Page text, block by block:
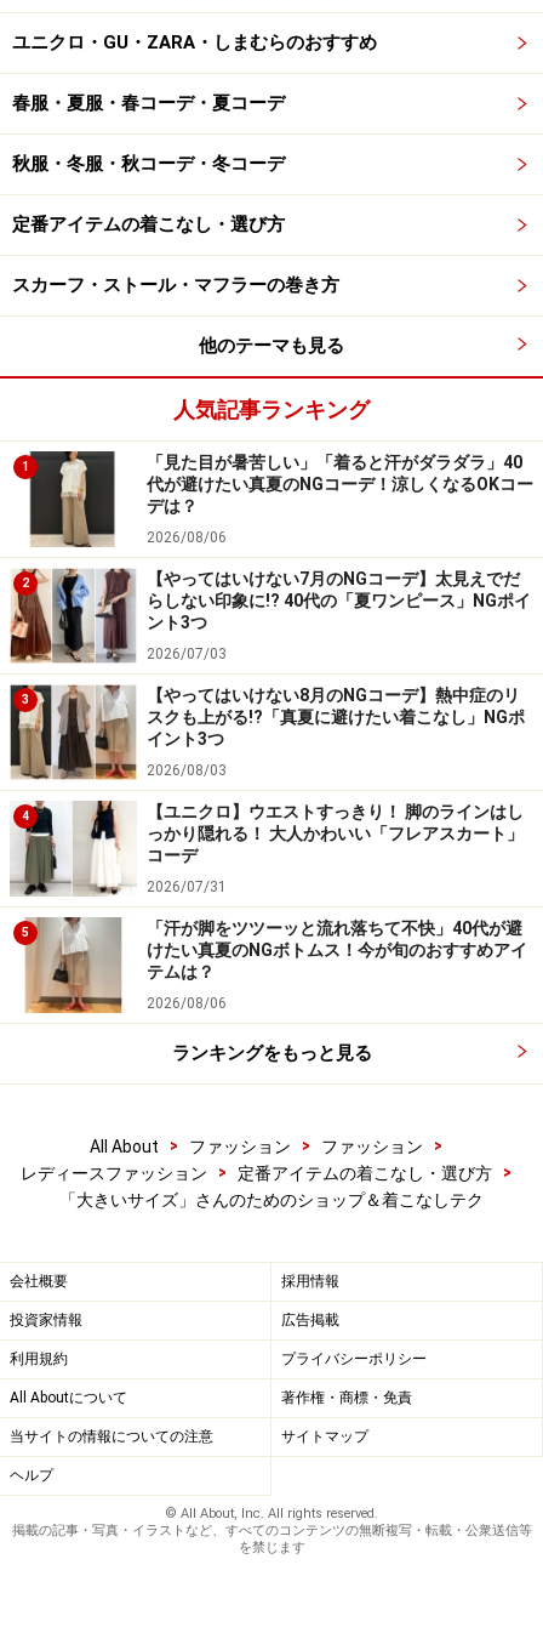
ユニクロ・GU・ZARA・しまむらのおすすめ
春服・夏服・春コーデ・夏コーデ
秋服・冬服・秋コーデ・冬コーデ
定番アイテムの着こなし・選び方
スカーフ・ストール・マフラーの巻き方
他のテーマも見る
人気記事ランキング
1
「見た目が暑苦しい」「着ると汗がダラダラ」40
代が避けたい真夏のNGコーデ！涼しくなるOKコー
デは？
2026/08/06
2
【やってはいけない7月のNGコーデ】太見えでだ
らしない印象に!? 40代の「夏ワンピース」NGポイ
ント3つ
2026/07/03
3
【やってはいけない8月のNGコーデ】熱中症のリ
スクも上がる!?「真夏に避けたい着こなし」NGポ
イント3つ
2026/08/03
4
【ユニクロ】ウエストすっきり！ 脚のラインはし
っかり隠れる！ 大人かわいい「フレアスカート」
コーデ
2026/07/31
5
「汗が脚をツツーッと流れ落ちて不快」40代が避
けたい真夏のNGボトムス！今が旬のおすすめアイ
テムは？
2026/08/06
ランキングをもっと見る
All About > ファッション > ファッション
>
レディースファッション
> 定番アイテムの着こなし・選び方
>
「大きいサイズ」さんのためのショップ＆着こなしテク
会社概要 採用情報
投資家情報 広告掲載
利用規約 プライバシーポリシー
All Aboutについて 著作権・商標・免責
当サイトの情報についての注意 サイトマップ
ヘルプ
© All About, Inc. All rights reserved.
掲載の記事・写真・イラストなど、すべてのコンテンツの無断複写・転載・公衆送信等
を禁じます